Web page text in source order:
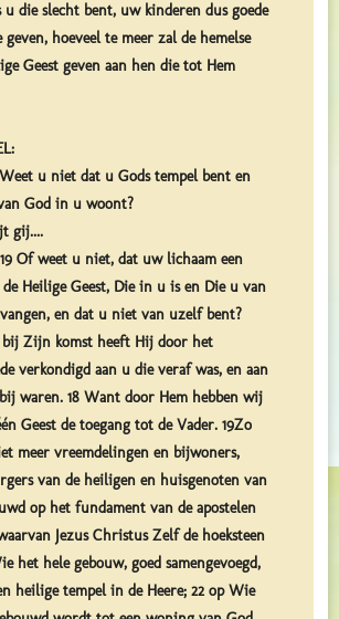
u die slecht bent, uw kinderen dus goede
geven, hoeveel te meer zal de hemelse
Geest geven aan hen die tot Hem
u niet dat u Gods tempel bent en
God in u woont?
gij....
Of weet u niet, dat uw lichaam een
Heilige Geest, Die in u is en Die u van
en dat u niet van uzelf bent?
bij Zijn komst heeft Hij door het
verkondigd aan u die veraf was, en aan
waren. 18 Want door Hem hebben wij
Geest de toegang tot de Vader. 19Zo
meer vreemdelingen en bijwoners,
van de heiligen en huisgenoten van
op het fundament van de apostelen
Jezus Christus Zelf de hoeksteen
het hele gebouw, goed samengevoegd,
heilige tempel in de Heere; 22 op Wie